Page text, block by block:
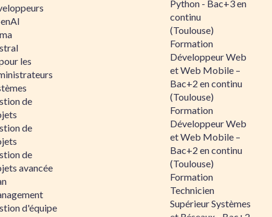
les
de
de
de
avancée
d'équipe
Python - Bac+3 en
continu
(Toulouse)
Formation
Développeur Web
et Web Mobile –
Bac+2 en continu
(Toulouse)
Formation
Développeur Web
et Web Mobile –
Bac+2 en continu
(Toulouse)
Formation
Technicien
Supérieur Systèmes